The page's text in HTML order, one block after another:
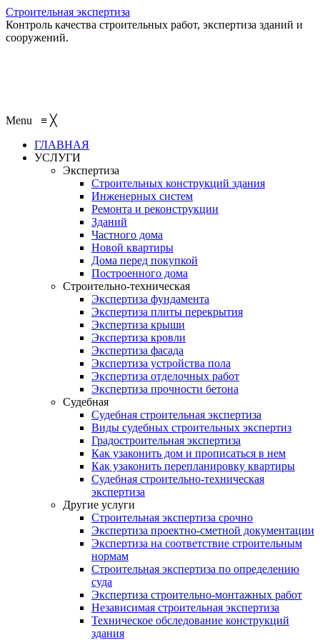
Строительная экспертиза
Контроль качества строительных работ, экспертиза зданий и
сооружений.
Menu ≡ ╳
ГЛАВНАЯ
УСЛУГИ
Экспертиза
Строительных конструкций здания
Инженерных систем
Ремонта и реконструкции
Зданий
Частного дома
Новой квартиры
Дома перед покупкой
Построенного дома
Строительно-техническая
Экспертиза фундамента
Экспертиза плиты перекрытия
Экспертиза крыши
Экспертиза кровли
Экспертиза фасада
Экспертиза устройства пола
Экспертиза отделочных работ
Экспертиза прочности бетона
Судебная
Судебная строительная экспертиза
Виды судебных строительных экспертиз
Градостроительная экспертиза
Как узаконить дом и прописаться в нем
Как узаконить перепланировку квартиры
Судебная строительно-техническая
экспертиза
Другие услуги
Строительная экспертиза срочно
Экспертиза проектно-сметной документации
Экспертиза на соответствие строительным
нормам
Строительная экспертиза по определению
суда
Экспертиза строительно-монтажных работ
Независимая строительная экспертиза
Техническое обследование конструкций
здания